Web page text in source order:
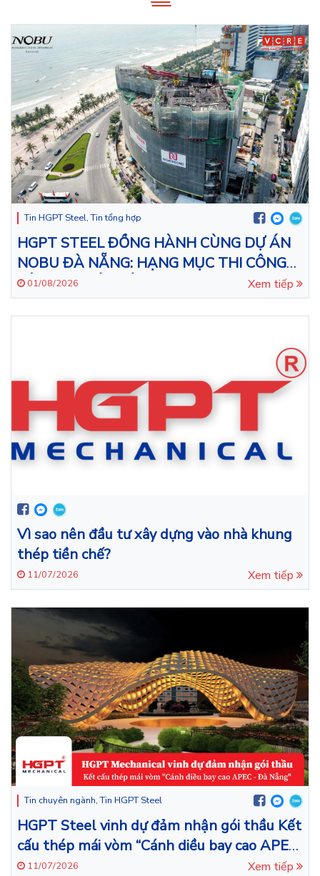
Tin HGPT Steel,Tin tổng hợp
HGPT STEEL ĐỒNG HÀNH CÙNG DỰ ÁN
NOBU ĐÀ NẴNG: HẠNG MỤC THI CÔNG
LẮP ĐẶT KẾT CẤU THÉP CHO TÒA NHÀ
43 TẦNG
01/08/2026 Xem tiếp
Vì sao nên đầu tư xây dựng vào nhà khung
thép tiền chế?
11/07/2026 Xem tiếp
Tin chuyên ngành,Tin HGPT Steel
HGPT Steel vinh dự đảm nhận gói thầu Kết
cấu thép mái vòm “Cánh diều bay cao APEC
– Đà Nẵng”.
11/07/2026 Xem tiếp